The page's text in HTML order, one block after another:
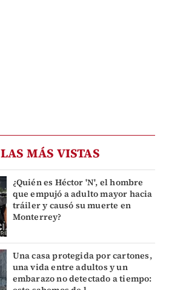
LAS MÁS VISTAS
¿Quién es Héctor 'N', el hombre
que empujó a adulto mayor hacia
tráiler y causó su muerte en
Monterrey?
Una casa protegida por cartones,
una vida entre adultos y un
embarazo no detectado a tiempo: